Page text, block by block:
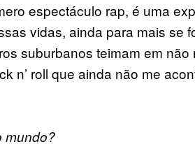
espectáculo rap, é uma
vidas, ainda para mais se
suburbanos teimam em não
n’ roll que ainda não me
mundo?